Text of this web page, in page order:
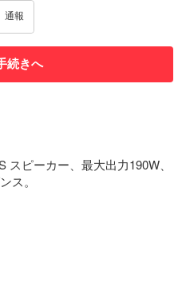
通報
続きへ
スピーカー、最大出力190W、
ス。